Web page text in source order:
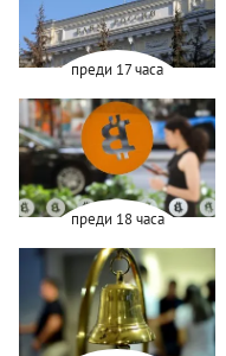
преди 17 часа
преди 18 часа